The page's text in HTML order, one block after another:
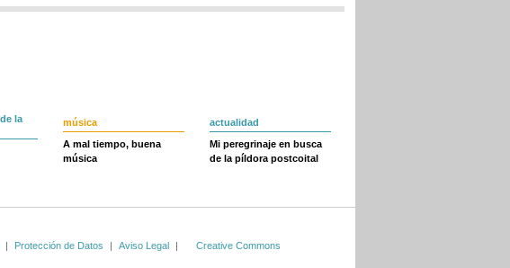
música
A mal tiempo, buena
música
actualidad
Mi peregrinaje en busca
de la píldora postcoital
| Protección de Datos | Aviso Legal | Creative Commons